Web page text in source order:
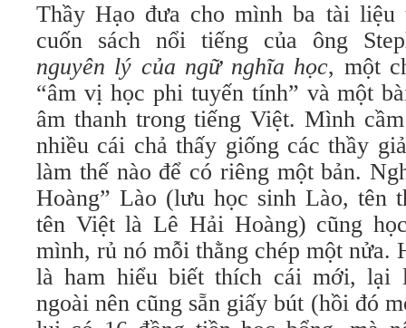
Thầy Hạo đưa cho mình ba tài liệu
cuốn sách nổi tiếng của ông
nguyên lý của ngữ nghĩa học, một
“âm vị học phi tuyến tính” và một
âm thanh trong tiếng Việt. Mình
nhiều cái chả thấy giống các thầy
làm thế nào để có riêng một bản.
Hoàng” Lào (lưu học sinh Lào, tên
tên Việt là Lê Hải Hoàng) cũng
mình, rủ nó mỗi thằng chép một nửa.
là ham hiểu biết thích cái mới, lại
ngoài nên cũng sẵn giấy bút (hồi đó